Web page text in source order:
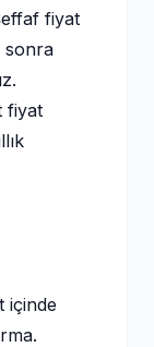
fiyat
sonra
fiyat
içinde